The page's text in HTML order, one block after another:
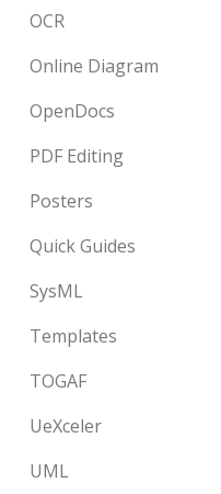
OCR
Online Diagram
OpenDocs
PDF Editing
Posters
Quick Guides
SysML
Templates
TOGAF
UeXceler
UML